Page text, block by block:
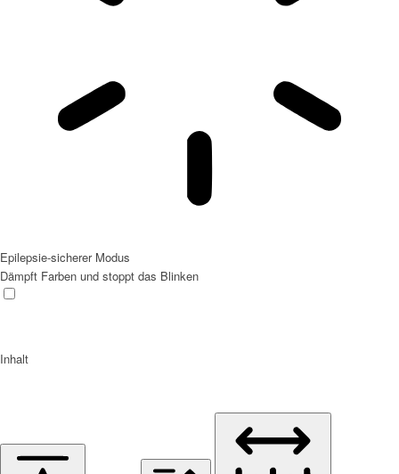
Epilepsie-sicherer Modus
Dämpft Farben und stoppt das Blinken
Inhalt